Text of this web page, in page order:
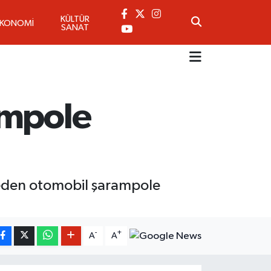
KÜLTÜR
SANAT
otomobil şarampole
A- A+